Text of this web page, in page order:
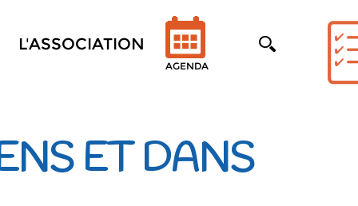
L'ASSOCIATION
AGENDA
ET DANS